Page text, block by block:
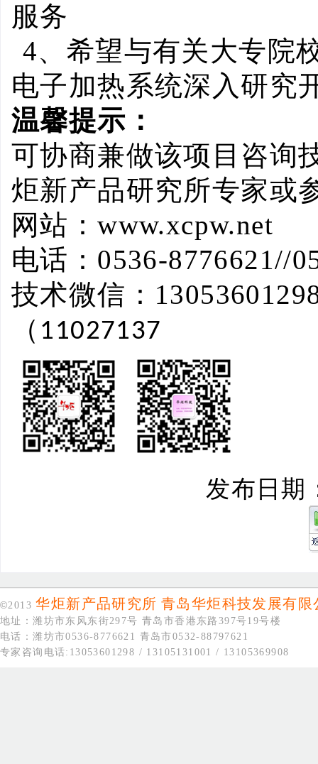
服务
4、希望与有关大专院
电子加热系统深入研究
温馨提示：
可协商兼做该项目咨询
炬新产品研究所专家或
网站：www.xcpw.net
电话： 0536-8776621//
技术微信：
（ 11027137
发布日期
©2013华炬新产品研究所 青岛华炬科技发展有限
地址：潍坊市东风东街297号 青岛市香港东路397号19号楼
电话：潍坊市0536-8776621 青岛市0532-88797621
专家咨询电话:13053601298 / 13105131001 / 13105369908